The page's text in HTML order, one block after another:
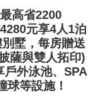
高省2200
元享4人1泊
墅，每房贈送
薩與雙人拓印)
戶外泳池、SPA
球等設施！